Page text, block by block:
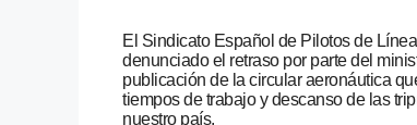
El Sindicato Español de Pilotos de
denunciado el retraso por parte del
publicación de la circular aeronáutica
tiempos de trabajo y descanso de las
nuestro país.